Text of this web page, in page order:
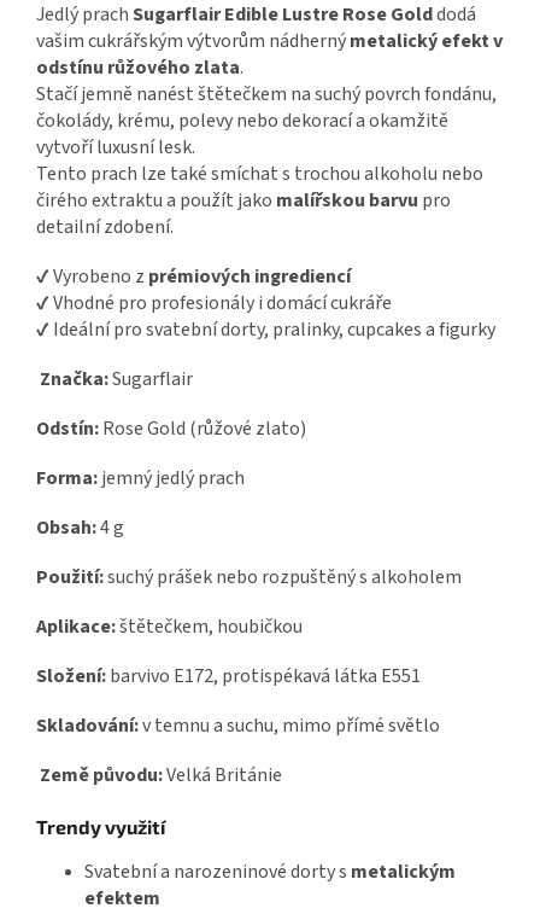
Jedlý prachSugarflair Edible Lustre Rose Golddodá
vašim cukrářským výtvorům nádhernýmetalický efekt v
odstínu růžového zlata.
Stačí jemně nanést štětečkem na suchý povrch fondánu,
čokolády, krému, polevy nebo dekorací a okamžitě
vytvoří luxusní lesk.
Tento prach lze také smíchat s trochou alkoholu nebo
čirého extraktu a použít jako malířskou barvu pro
detailní zdobení.
✔ Vyrobeno z prémiových ingrediencí
✔ Vhodné pro profesionály i domácí cukráře
✔ Ideální pro svatební dorty, pralinky, cupcakes a figurky
Značka:Sugarflair
Odstín:Rose Gold (růžové zlato)
Forma:jemný jedlý prach
Obsah:4 g
Použití:suchý prášek nebo rozpuštěný s alkoholem
Aplikace:štětečkem, houbičkou
Složení:barvivo E172, protispékavá látka E551
Skladování:v temnu a suchu, mimo přímé světlo
Země původu:Velká Británie
Trendy využití
Svatební a narozeninové dorty s metalickým
efektem